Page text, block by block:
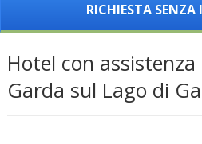
RICHIESTA
Hotel con
Garda sul Lago di